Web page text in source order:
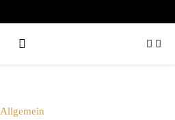
Allgemein